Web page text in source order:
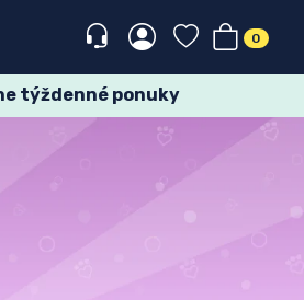
0
týždenné ponuky